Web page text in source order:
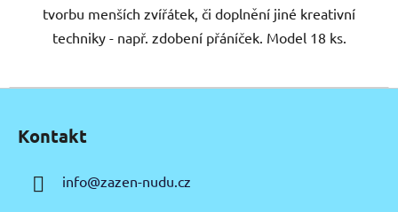
tvorbu menších zvířátek, či doplnění jiné kreativní
techniky - např. zdobení přáníček. Model 18 ks.
Kontakt
info@zazen-nudu.cz